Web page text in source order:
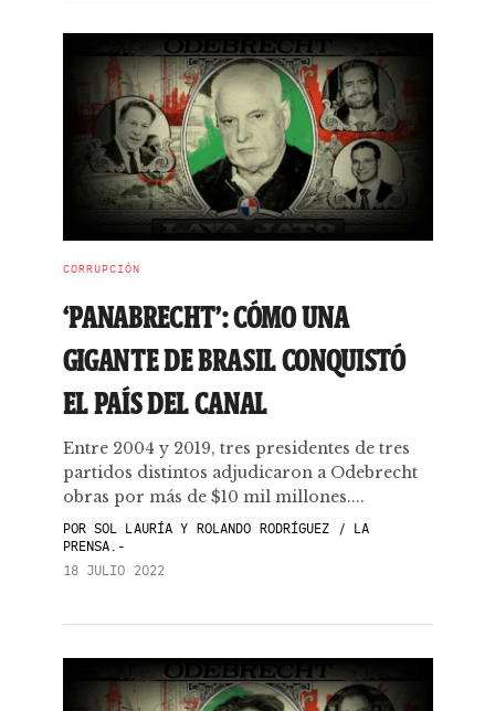
CORRUPCIÓN
‘PANABRECHT’: CÓMO UNA
GIGANTE DE BRASIL CONQUISTÓ
EL PAÍS DEL CANAL
Entre 2004 y 2019, tres presidentes de tres
partidos distintos adjudicaron a Odebrecht
obras por más de $10 mil millones....
PORSOL LAURÍA Y ROLANDO RODRÍGUEZ / LA
PRENSA.-
18 JULIO 2022